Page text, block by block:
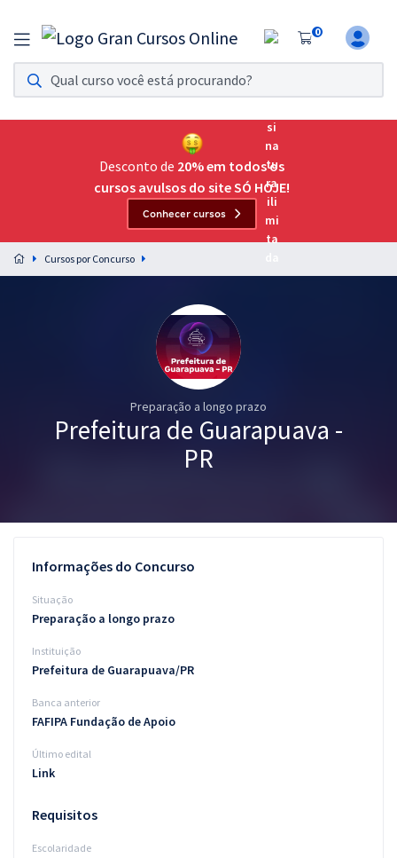
0
Assinatura Ilimitada 11
Acesso a todos os cursos. Teste grátis por 7 dias!
Assinatura OAB Até Passar
Acesso ilimitado a toda preparação para o Exame da
Preparação completa e intensiva para as principais
residências em saúde do Brasil
Conteúdo gratuito
Blog
Desconto de 20% em todos os
cursos avulsos do site SÓ HOJE!
Conhecer cursos
Cursos por Concurso
Preparação a longo prazo
Prefeitura de Guarapuava -
PR
Informações do Concurso
Situação
Preparação a longo prazo
Instituição
Prefeitura de Guarapuava/PR
Banca anterior
FAFIPA Fundação de Apoio
Último edital
Link
Requisitos
Escolaridade